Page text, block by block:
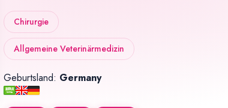
Chirurgie
Allgemeine Veterinärmedizin
Geburtsland: Germany